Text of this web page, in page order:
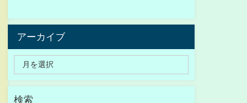
アーカイブ
検索